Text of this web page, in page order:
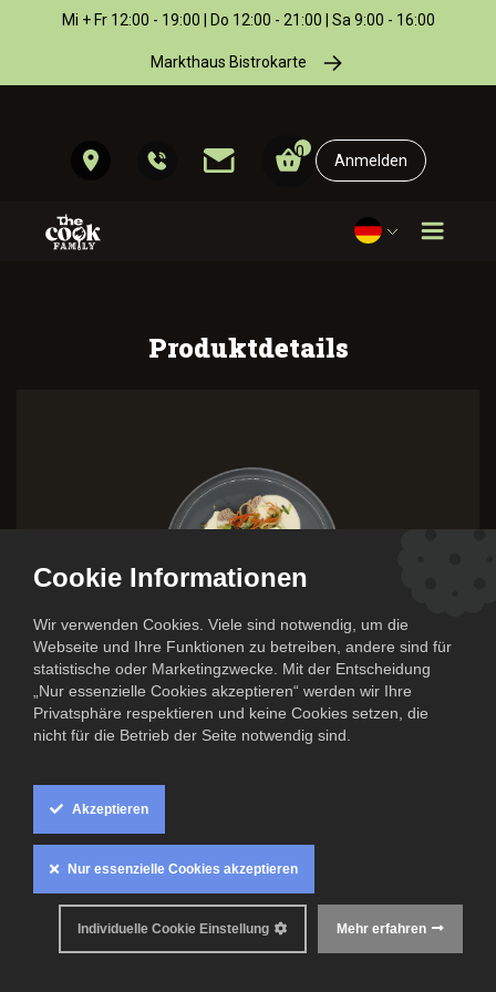
Mi + Fr 12:00 - 19:00 | Do 12:00 - 21:00 | Sa 9:00 - 16:00
Markthaus Bistrokarte
0 Anmelden
Produktdetails
Kalbstafelspitz mit
Gemüsejulienne, Meerrettichsoße
und Kartoffelstampf
12,50€
Inkl. MwSt. zzgl.Versandkosten
Cookie Informationen
Wir verwenden Cookies. Viele sind notwendig, um die
Webseite und Ihre Funktionen zu betreiben, andere sind für
statistische oder Marketingzwecke. Mit der Entscheidung
„Nur essenzielle Cookies akzeptieren“ werden wir Ihre
Privatsphäre respektieren und keine Cookies setzen, die
nicht für die Betrieb der Seite notwendig sind.
Akzeptieren
Nur essenzielle Cookies akzeptieren
Mehr erfahren
Individuelle Cookie Einstellung